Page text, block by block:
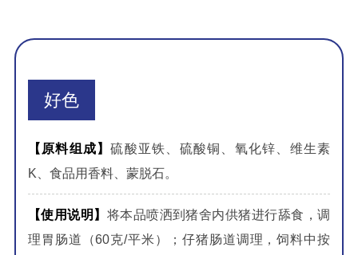
好色
【原料组成】硫酸亚铁、硫酸铜、氧化锌、维生素
K、食品用香料、蒙脱石。
【使用说明】 将本品喷洒到猪舍内供猪进行舔食，调
理胃肠道（60克/平米）；仔猪肠道调理，饲料中按